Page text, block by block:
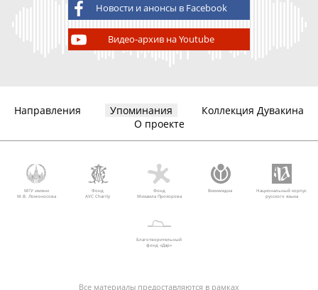
Новости и анонсы в Facebook
Видео-архив на Youtube
Направления Упоминания
Коллекция Дувакина
О проекте
МГУ имени
М.В. Ломоносова
Фонд
AVC Charity
Фонд
Михаила Прохорова
Викимедиа
Национальный корпус
русского языка
Благотворительный
фонд «Дар»
Все материалы предоставляются в рамках